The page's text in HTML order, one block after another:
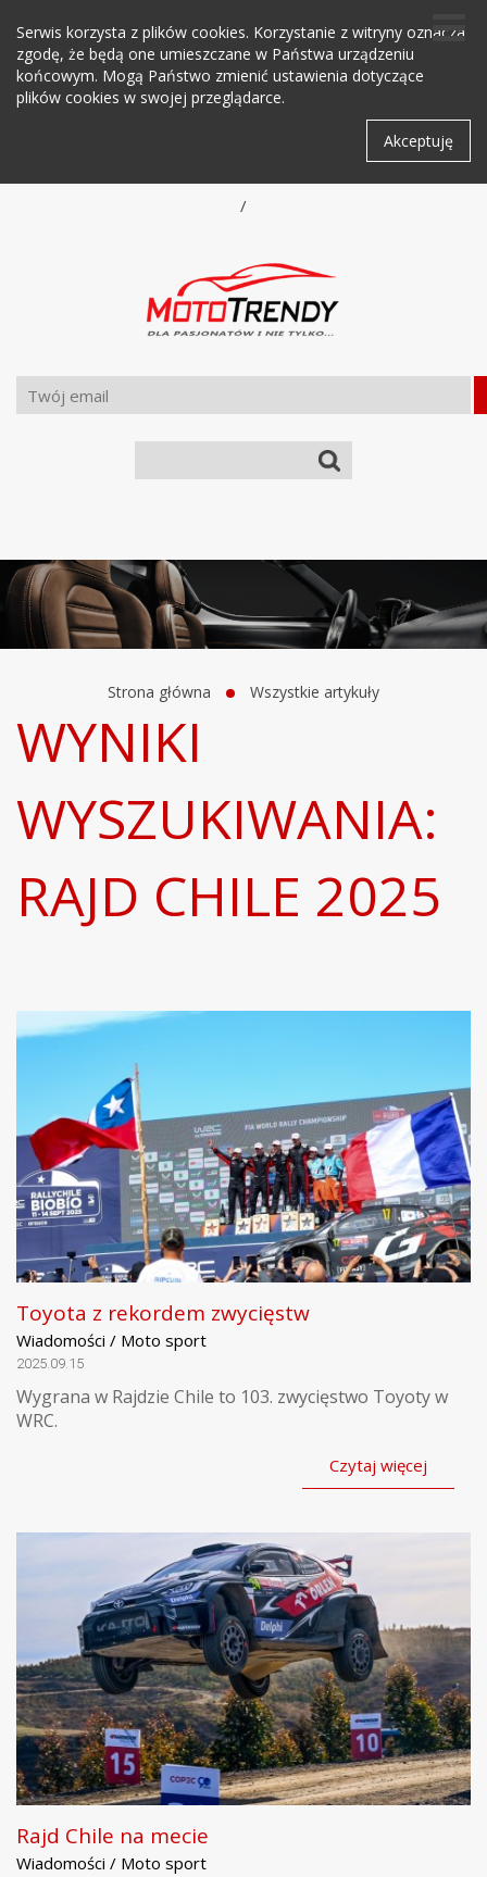
Serwis korzysta z plików cookies. Korzystanie z witryny oznacza
zgodę, że będą one umieszczane w Państwa urządzeniu
końcowym. Mogą Państwo zmienić ustawienia dotyczące
plików cookies w swojej przeglądarce.
Akceptuję
/
Strona główna Wszystkie artykuły
WYNIKI
WYSZUKIWANIA:
RAJD CHILE 2025
Toyota z rekordem zwycięstw
Wiadomości / Moto sport
2025.09.15
Wygrana w Rajdzie Chile to 103. zwycięstwo Toyoty w
WRC.
Czytaj więcej
Rajd Chile na mecie
Wiadomości / Moto sport